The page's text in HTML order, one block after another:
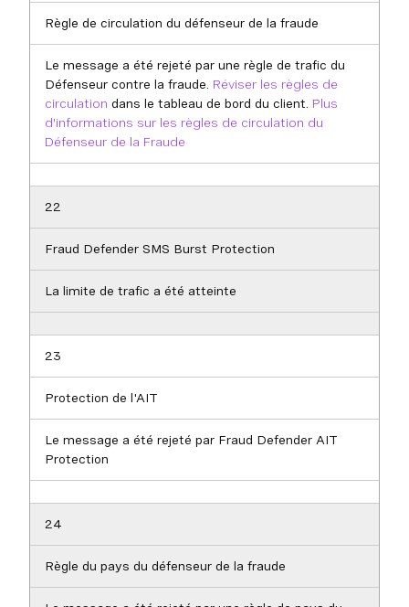
Règle de circulation du défenseur de la fraude
Le message a été rejeté par une règle de trafic du
Défenseur contre la fraude. Réviser les règles de
circulation dans le tableau de bord du client. Plus
d'informations sur les règles de circulation du
Défenseur de la Fraude
22
Fraud Defender SMS Burst Protection
La limite de trafic a été atteinte
23
Protection de l'AIT
Le message a été rejeté par Fraud Defender AIT
Protection
24
Règle du pays du défenseur de la fraude